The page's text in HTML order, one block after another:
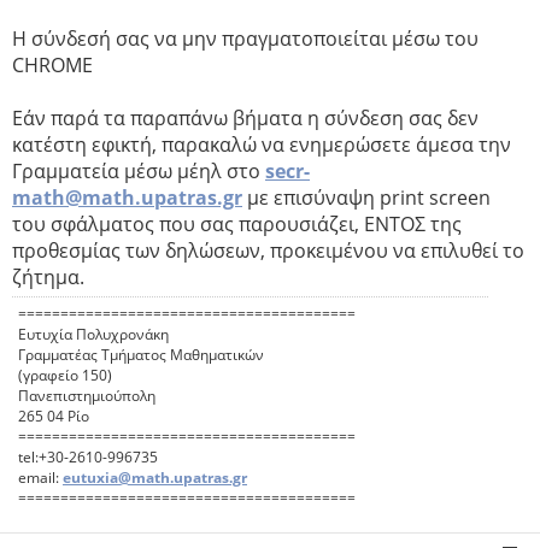
Η σύνδεσή σας να μην πραγματοποιείται μέσω του
CHROME
Εάν παρά τα παραπάνω βήματα η σύνδεση σας δεν
κατέστη εφικτή, παρακαλώ να ενημερώσετε άμεσα την
Γραμματεία μέσω μέηλ στο secr-
math@math.upatras.gr με επισύναψη print screen
του σφάλματος που σας παρουσιάζει, ΕΝΤΟΣ της
προθεσμίας των δηλώσεων, προκειμένου να επιλυθεί το
ζήτημα.
========================================
Ευτυχία Πολυχρονάκη
Γραμματέας Τμήματος Μαθηματικών
(γραφείο 150)
Πανεπιστημιούπολη
265 04 Ρίο
========================================
tel:+30-2610-996735
email:eutuxia@math.upatras.gr
========================================